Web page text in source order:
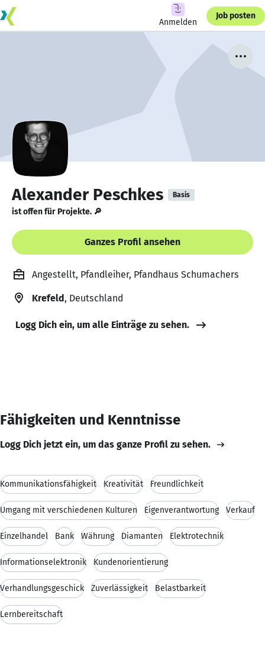
Anmelden
Job posten
Alexander Peschkes Basis
ist offen für Projekte. 🔎
Ganzes Profil ansehen
Angestellt, Pfandleiher, Pfandhaus Schumachers
Krefeld, Deutschland
Logg Dich ein, um alle Einträge zu sehen.
Fähigkeiten und Kenntnisse
Logg Dich jetzt ein, um das ganze Profil zu sehen.
Kommunikationsfähigkeit Kreativität Freundlichkeit
Umgang mit verschiedenen Kulturen Eigenverantwortung Verkauf
Einzelhandel Bank Währung Diamanten Elektrotechnik
Informationselektronik Kundenorientierung
Verhandlungsgeschick Zuverlässigkeit Belastbarkeit
Lernbereitschaft